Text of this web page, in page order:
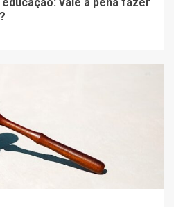
educação: vale a pena fazer